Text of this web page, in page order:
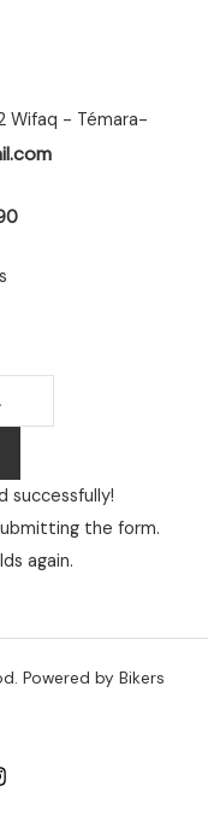
Wifaq - Témara-
successfully!
the form.
again.
Powered by Bikers